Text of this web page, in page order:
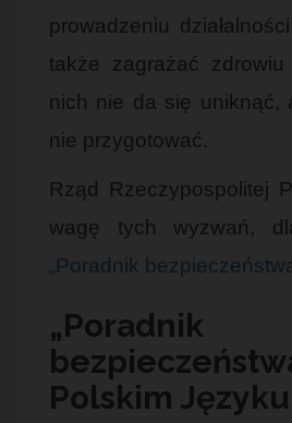
prowadzeniu
także zagrażać
nich nie da się uniknąć,
nie przygotować.
Rząd Rzeczypospolitej
wagę tych wyzwań,
„Poradnik
„Poradnik
Polskim